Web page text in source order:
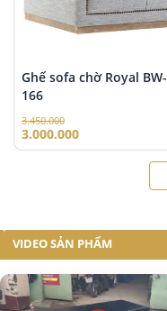
Ghế sofa chờ Royal BW-
166
3.450.000
3.000.000
VIDEO SẢN PHẨM